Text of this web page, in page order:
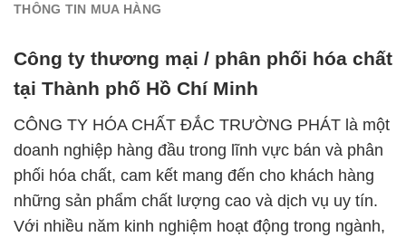
THÔNG TIN MUA HÀNG
Công ty thương mại / phân phối hóa chất
tại Thành phố Hồ Chí Minh
CÔNG TY HÓA CHẤT ĐẮC TRƯỜNG PHÁT là một
doanh nghiệp hàng đầu trong lĩnh vực bán và phân
phối hóa chất, cam kết mang đến cho khách hàng
những sản phẩm chất lượng cao và dịch vụ uy tín.
Với nhiều năm kinh nghiệm hoạt động trong ngành,